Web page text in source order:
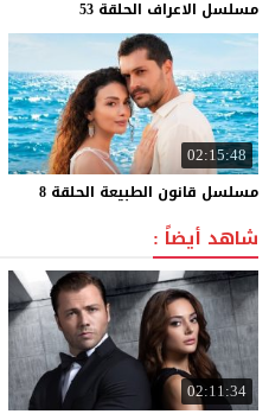
مسلسل الاعراف الحلقة 53
02:15:48
مسلسل قانون الطبيعة الحلقة 8
شاهد أيضاً :
02:11:34